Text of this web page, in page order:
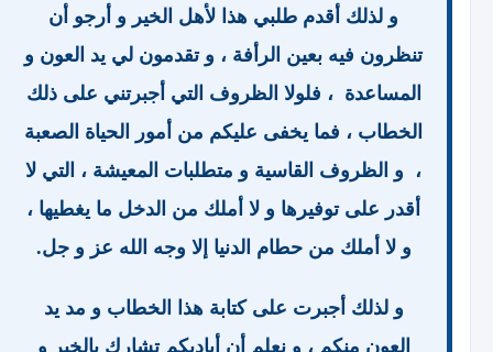
و لذلك أقدم طلبي هذا لأهل الخير و أرجو أن
تنظرون فيه بعين الرأفة ، و تقدمون لي يد العون و
المساعدة ، فلولا الظروف التي أجبرتني على ذلك
الخطاب ، فما يخفى عليكم من أمور الحياة الصعبة
، و الظروف القاسية و متطلبات المعيشة ، التي لا
أقدر على توفيرها و لا أملك من الدخل ما يغطيها ،
و لا أملك من حطام الدنيا إلا وجه الله عز و جل.
و لذلك أجبرت على كتابة هذا الخطاب و مد يد
العون منكم ، و نعلم أن أياديكم تشارك بالخير و